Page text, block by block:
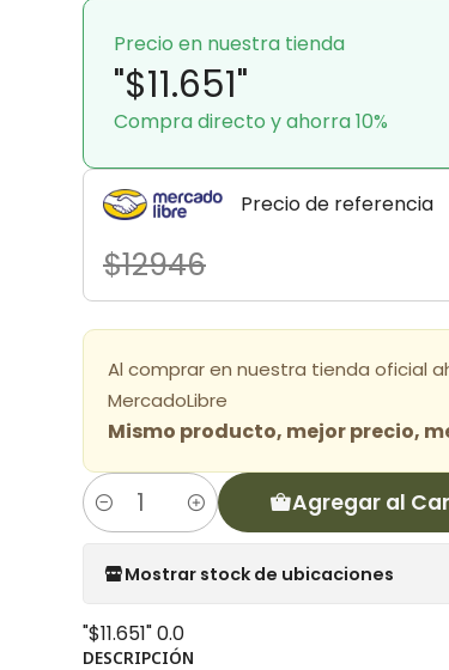
Precio en nuestra tienda
"$11.651"
Compra directo y ahorra 10%
Precio de referencia
$12946
Al comprar en nuestra tienda oficial
MercadoLibre
Mismo producto, mejor precio,
Cantidad Agregar al
Mostrar stock de ubicaciones
"$11.651"0.0
DESCRIPCIÓN